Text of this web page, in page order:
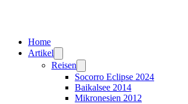
Home
Artikel
Reisen
Socorro Eclipse 2024
Baikalsee 2014
Mikronesien 2012